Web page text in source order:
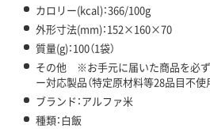
カロリー(kcal)：366/100g
外形寸法(mm)：152×160×70
質量(g)：100（1袋）
その他 ※お手元に届いた商品を必ず
ー対応製品（特定原材料等28品目不使
ブランド：アルファ米
種類：白飯